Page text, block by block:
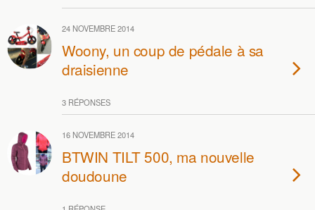
24 NOVEMBRE 2014
Woony, un coup de pédale à sa
draisienne
3 RÉPONSES
16 NOVEMBRE 2014
BTWIN TILT 500, ma nouvelle
doudoune